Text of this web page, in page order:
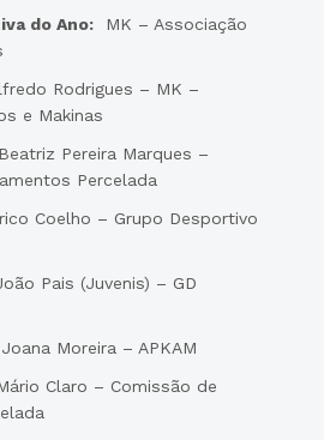
do Ano: MK – Associação
Rodrigues – MK –
e Makinas
Pereira Marques –
Percelada
Coelho – Grupo Desportivo
Pais (Juvenis) – GD
Joana Moreira – APKAM
Claro – Comissão de